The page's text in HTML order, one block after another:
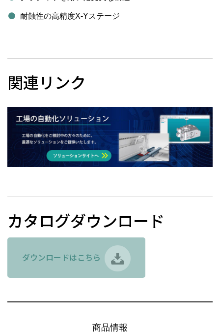
耐蝕性の高精度X-Yステージ
関連リンク
カタログダウンロード
ダウンロードはこちら
商品情報